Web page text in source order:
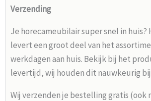
Verzending
Je horecameubilair super snel in
levert een groot deel van het
werkdagen aan huis. Bekijk bij het
levertijd, wij houden dit nauwkeurig
Wij verzenden je bestelling gratis (ook